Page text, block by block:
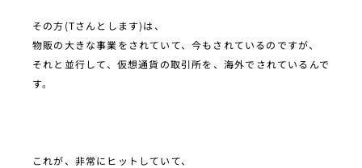
その方(Tさんとします)は、
物販の大きな事業をされていて、今もされているのですが、
それと並行して、仮想通貨の取引所を、海外でされているんで
す。
これが、非常にヒットしていて、